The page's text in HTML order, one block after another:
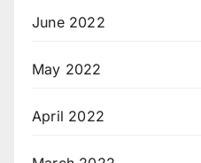
June 2022
May 2022
April 2022